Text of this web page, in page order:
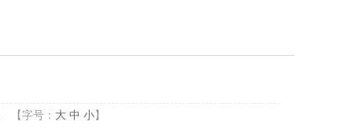
【字号： 大 中 小 】